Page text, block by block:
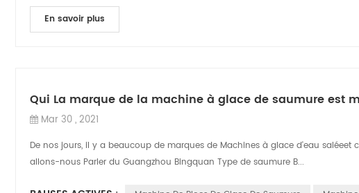
En savoir plus
Qui La marque de la machine à glace de saumure est
Mar 30 , 2021
De nos jours, il y a beaucoup de marques de Machines à glace d'eau
allons-nous Parler du Guangzhou Bingquan Type de saumure B...